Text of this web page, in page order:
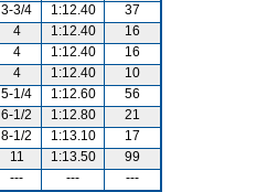
3-3/4 1:12.40
37
4 1:12.40
16
4 1:12.40
16
4 1:12.40
10
5-1/4 1:12.60
56
6-1/2 1:12.80
21
8-1/2 1:13.10
17
11 1:13.50
99
--- --- ---